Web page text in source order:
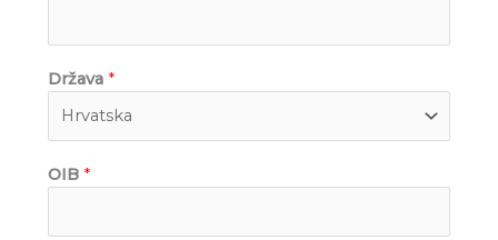
Država *
OIB *